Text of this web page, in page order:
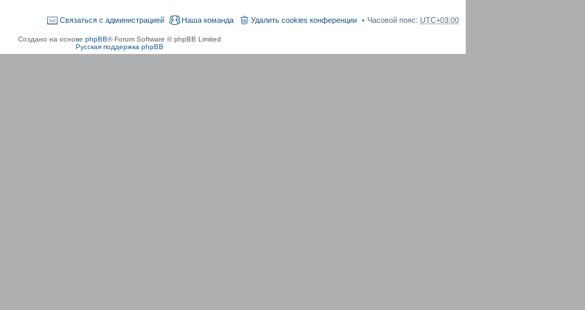
Часовой пояс: UTC+03:00
Удалить cookies конференции
Наша команда
Связаться с администрацией
Создано на основе phpBB® Forum Software © phpBB Limited
Русская поддержка phpBB